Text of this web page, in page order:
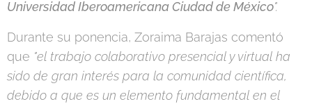
Universidad Iberoamericana Ciudad de México".
Durante su ponencia, Zoraima Barajas comentó
que "el trabajo colaborativo presencial y virtual ha
sido de gran interés para la comunidad científica,
debido a que es un elemento fundamental en el